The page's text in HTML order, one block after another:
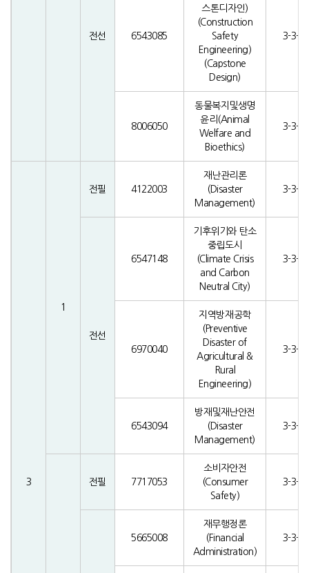
전선 6543085
스톤디자인)
(Construction
Safety
Engineering)
(Capstone
Design)
3-3-0
8006050
동물복지및생명
윤리(Animal
Welfare and
Bioethics)
3-3-0
3
1
전필 4122003
재난관리론
(Disaster
Management)
3-3-0
전선
6547148
기후위기와 탄소
중립도시
(Climate Crisis
and Carbon
Neutral City)
3-3-0
6970040
지역방재공학
(Preventive
Disaster of
Agricultural &
Rural
Engineering)
3-3-0
6543094
방재및재난안전
(Disaster
Management)
3-3-0
전필 7717053
소비자안전
(Consumer
Safety)
3-3-0
5665008
재무행정론
(Financial
Administration)
3-3-0